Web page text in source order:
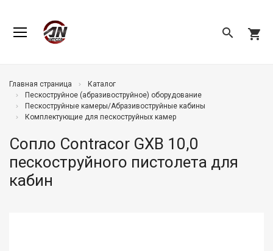
search shopping_cart
Главная страница
Каталог
Пескоструйное (абразивоструйное) оборудование
Пескоструйные камеры/Абразивоструйные кабины
Комплектующие для пескоструйных камер
Сопло Contracor GXB 10,0
пескоструйного пистолета для
кабин